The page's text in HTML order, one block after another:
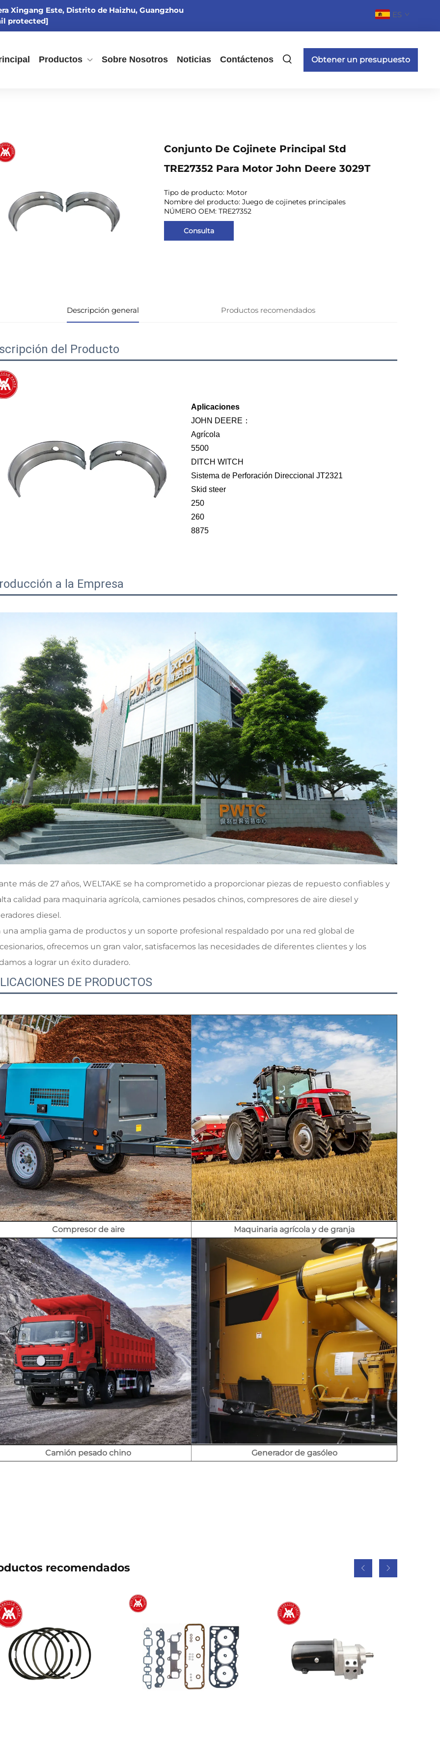
Xingang Este, Distrito de Haizhu, Guangzhou
protected]
ES
Productos Sobre Nosotros Noticias Contáctenos Obtener un presupuesto
Conjunto De Cojinete Principal Std
TRE27352 Para Motor John Deere 3029T
Tipo de producto: Motor
Nombre del producto: Juego de cojinetes principales
NÚMERO OEM: TRE27352
Consulta
Descripción general Productos recomendados
del Producto
Aplicaciones
JOHN DEERE：
Agrícola
5500
DITCH WITCH
Sistema de Perforación Direccional JT2321
Skid steer
250
260
8875
a la Empresa
más de 27 años, WELTAKE se ha comprometido a proporcionar piezas de repuesto confiables y
calidad para maquinaria agrícola, camiones pesados chinos, compresores de aire diesel y
diesel.
una amplia gama de productos y un soporte profesional respaldado por una red global de
ofrecemos un gran valor, satisfacemos las necesidades de diferentes clientes y los
a lograr un éxito duradero.
DE PRODUCTOS
Compresor de aire Maquinaria agrícola y de granja
Camión pesado chino Generador de gasóleo
recomendados